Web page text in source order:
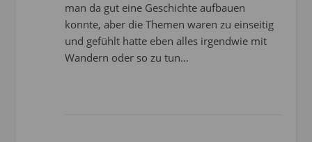
man da gut eine Geschichte aufbauen
konnte, aber die Themen waren zu einseitig
und gefühlt hatte eben alles irgendwie mit
Wandern oder so zu tun…